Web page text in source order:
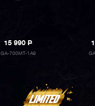
15 990P
GA-700MT-1A9